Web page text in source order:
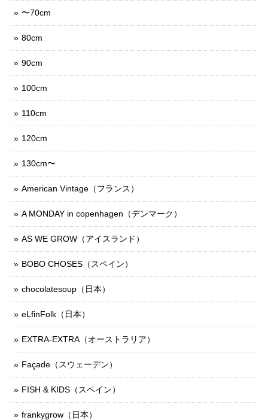
〜70cm
80cm
90cm
100cm
110cm
120cm
130cm〜
American Vintage（フランス）
A MONDAY in copenhagen（デンマーク）
AS WE GROW（アイスランド）
BOBO CHOSES（スペイン）
chocolatesoup（日本）
eLfinFolk（日本）
EXTRA-EXTRA（オーストラリア）
Façade（スウェーデン）
FISH & KIDS（スペイン）
frankygrow（日本）